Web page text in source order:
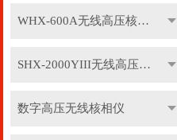
WHX-600A无线高压核相仪
SHX-2000YIII无线高压核相仪
数字高压无线核相仪